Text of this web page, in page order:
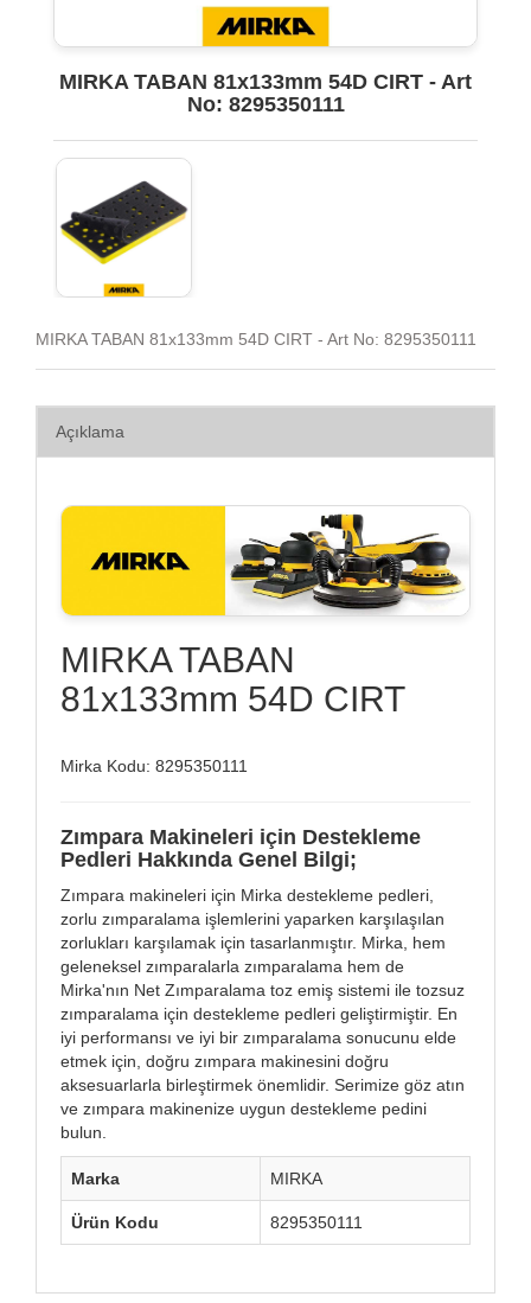
MIRKA TABAN 81x133mm 54D CIRT - Art
No: 8295350111
MIRKA TABAN 81x133mm 54D CIRT - Art No: 8295350111
Açıklama
MIRKA TABAN
81x133mm 54D CIRT
Mirka Kodu: 8295350111
Zımpara Makineleri için Destekleme
Pedleri Hakkında Genel Bilgi;
Zımpara makineleri için Mirka destekleme pedleri,
zorlu zımparalama işlemlerini yaparken karşılaşılan
zorlukları karşılamak için tasarlanmıştır. Mirka, hem
geleneksel zımparalarla zımparalama hem de
Mirka'nın Net Zımparalama toz emiş sistemi ile tozsuz
zımparalama için destekleme pedleri geliştirmiştir. En
iyi performansı ve iyi bir zımparalama sonucunu elde
etmek için, doğru zımpara makinesini doğru
aksesuarlarla birleştirmek önemlidir. Serimize göz atın
ve zımpara makinenize uygun destekleme pedini
bulun.
Marka MIRKA
Ürün Kodu 8295350111